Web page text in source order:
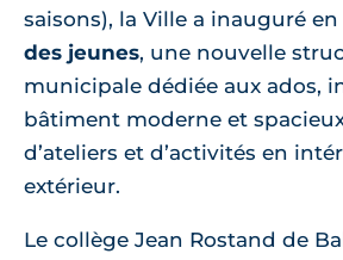
saisons), la Ville a inauguré en
des jeunes, une nouvelle
municipale dédiée aux ados,
bâtiment moderne et
d’ateliers et d’activités en
extérieur.
Le collège Jean Rostand de